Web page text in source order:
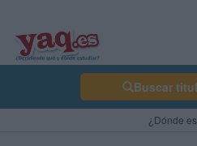
Buscar
¿Dónde